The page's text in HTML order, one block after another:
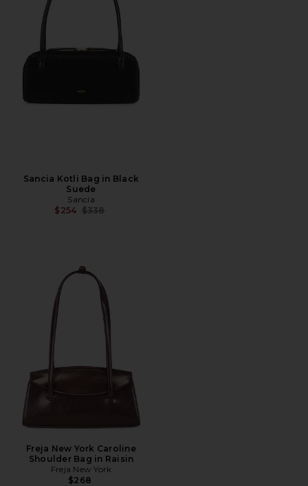
Sancia Kotli Bag in Black
Suede
Sancia
$254 Precio anterior:
$338
Freja New York Caroline
Shoulder Bag in Raisin
Freja New York
$268